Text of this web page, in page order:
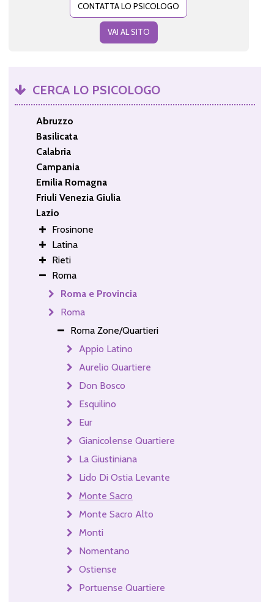
CONTATTA LO PSICOLOGO
VAI AL SITO
CERCA LO PSICOLOGO
Abruzzo
Basilicata
Calabria
Campania
Emilia Romagna
Friuli Venezia Giulia
Lazio
Frosinone
Latina
Rieti
Roma
Roma e Provincia
Roma
Roma Zone/Quartieri
Appio Latino
Aurelio Quartiere
Don Bosco
Esquilino
Eur
Gianicolense Quartiere
La Giustiniana
Lido Di Ostia Levante
Monte Sacro
Monte Sacro Alto
Monti
Nomentano
Ostiense
Portuense Quartiere